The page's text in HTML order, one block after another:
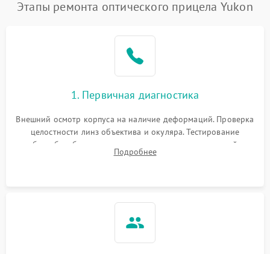
Этапы ремонта оптического прицела Yukon
1. Первичная диагностика
Внешний осмотр корпуса на наличие деформаций. Проверка
целостности линз объектива и окуляра. Тестирование
работы барабанчиков ввода поправок, кольца отстройки
параллакса и зума. Выявление сколов, внутренних
Подробнее